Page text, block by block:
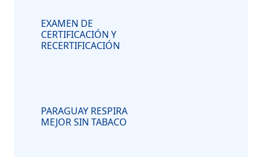
EXAMEN DE
CERTIFICACIÓN Y
RECERTIFICACIÓN
PARAGUAY RESPIRA
MEJOR SIN TABACO